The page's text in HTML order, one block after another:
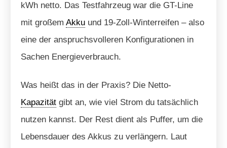
kWh netto. Das Testfahrzeug war die GT-Line
mit großem Akku und 19-Zoll-Winterreifen – also
eine der anspruchsvolleren Konfigurationen in
Sachen Energieverbrauch.
Was heißt das in der Praxis? Die Netto-
Kapazität gibt an, wie viel Strom du tatsächlich
nutzen kannst. Der Rest dient als Puffer, um die
Lebensdauer des Akkus zu verlängern. Laut